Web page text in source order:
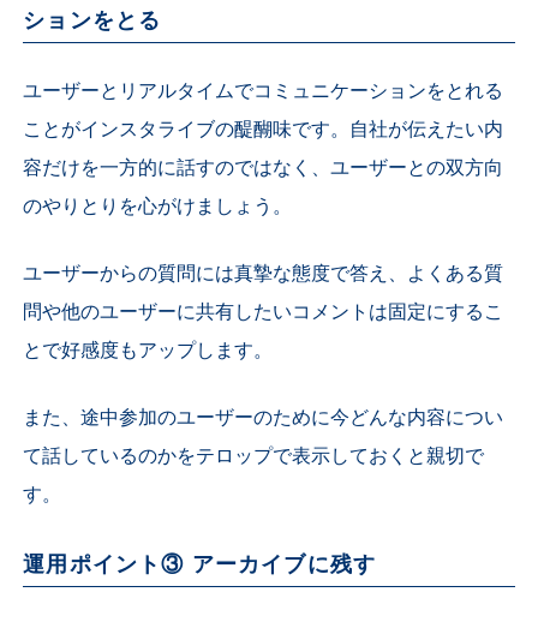
ションをとる
ユーザーとリアルタイムでコミュニケーションをとれる
ことがインスタライブの醍醐味です。自社が伝えたい内
容だけを一方的に話すのではなく、ユーザーとの双方向
のやりとりを心がけましょう。
ユーザーからの質問には真摯な態度で答え、よくある質
問や他のユーザーに共有したいコメントは固定にするこ
とで好感度もアップします。
また、途中参加のユーザーのために今どんな内容につい
て話しているのかをテロップで表示しておくと親切で
す。
運用ポイント③ アーカイブに残す